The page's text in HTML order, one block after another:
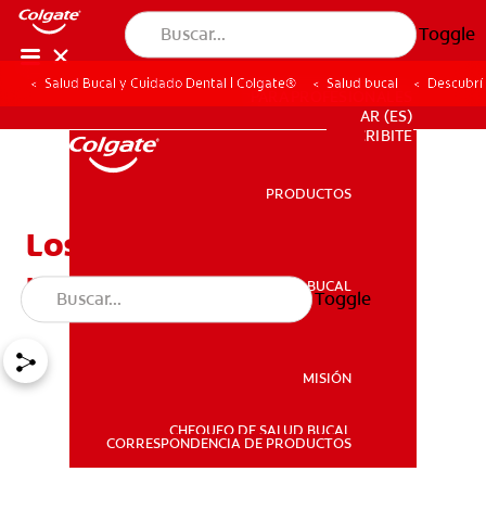
Toggle
SALUD BUCAL
PARA PROFESIONALES
AR (ES)
SUSCRIBITE
PRODUCTOS
SALUD BUCAL
MISIÓN
CHEQUEO DE SALUD BUCAL
CORRESPONDENCIA DE PRODUCTOS
Toggle
Salud Bucal y Cuidado Dental | Colgate® Salud bucal
Los 4 remedios caseros
para el dolor de dientes